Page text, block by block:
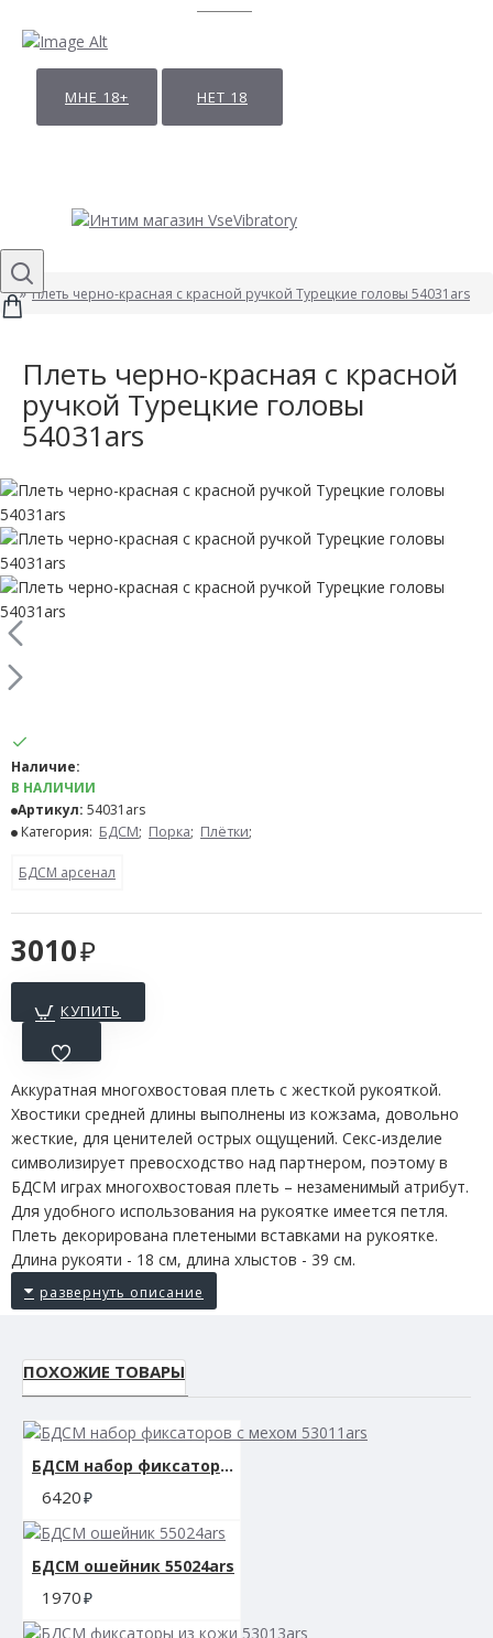
МНЕ 18+ НЕТ 18
Плеть черно-красная с красной ручкой Турецкие головы 54031ars
Плеть черно-красная с красной
ручкой Турецкие головы
54031ars
3010
Наличие:
В НАЛИЧИИ
Артикул: 54031ars
Категория: БДСМ; Порка; Плётки;
БДСМ арсенал
КУПИТЬ
Аккуратная многохвостовая плеть с жесткой рукояткой.
Хвостики средней длины выполнены из кожзама, довольно
жесткие, для ценителей острых ощущений. Секс-изделие
символизирует превосходство над партнером, поэтому в
БДСМ играх многохвостовая плеть – незаменимый атрибут.
Для удобного использования на рукоятке имеется петля.
Плеть декорирована плетеными вставками на рукоятке.
Длина рукояти - 18 см, длина хлыстов - 39 см.
ПОХОЖИЕ ТОВАРЫ
БДСМ набор фиксаторов с мехом 53011ars
6420
БДСМ ошейник 55024ars
1970